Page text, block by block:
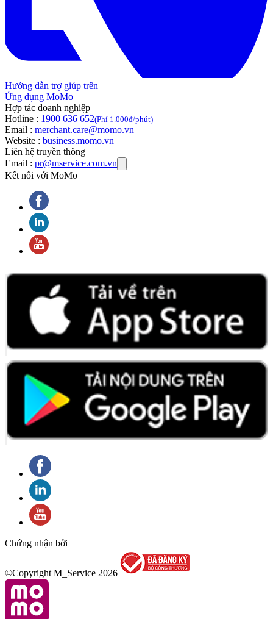
Hướng dẫn trợ giúp trên
Ứng dụng MoMo
Hợp tác doanh nghiệp
Hotline : 1900 636 652(Phí 1.000đ/phút)
Email : merchant.care@momo.vn
Website : business.momo.vn
Liên hệ truyền thông
Email : pr@mservice.com.vn
Kết nối với MoMo
Chứng nhận bởi
©Copyright M_Service 2026